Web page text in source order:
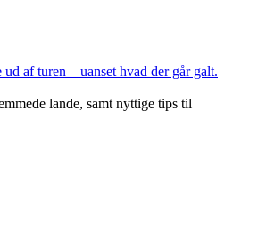
af turen – uanset hvad der går galt.
lande, samt nyttige tips til